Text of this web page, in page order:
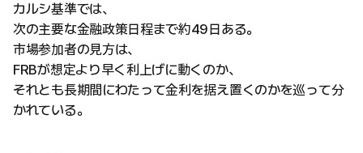
カルシ基準では、
次の主要な金融政策日程まで約49日ある。
市場参加者の見方は、
FRBが想定より早く利上げに動くのか、
それとも長期間にわたって金利を据え置くのかを巡って分
かれている。